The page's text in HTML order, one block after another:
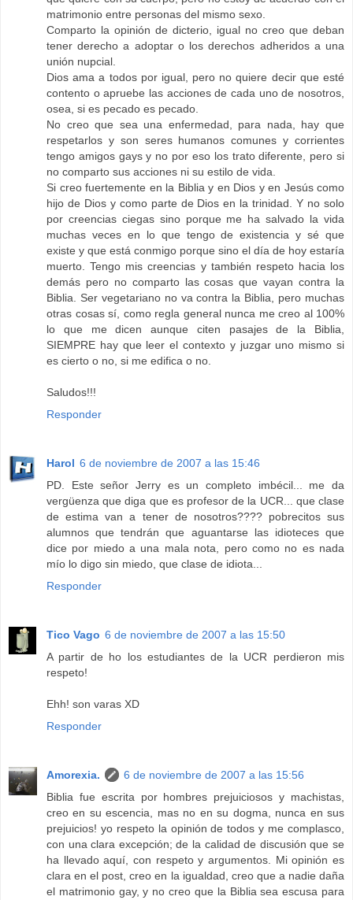
matrimonio entre personas del mismo sexo.
Comparto la opinión de dicterio, igual no creo que deban
tener derecho a adoptar o los derechos adheridos a una
unión nupcial.
Dios ama a todos por igual, pero no quiere decir que esté
contento o apruebe las acciones de cada uno de nosotros,
osea, si es pecado es pecado.
No creo que sea una enfermedad, para nada, hay que
respetarlos y son seres humanos comunes y corrientes
tengo amigos gays y no por eso los trato diferente, pero si
no comparto sus acciones ni su estilo de vida.
Si creo fuertemente en la Biblia y en Dios y en Jesús como
hijo de Dios y como parte de Dios en la trinidad. Y no solo
por creencias ciegas sino porque me ha salvado la vida
muchas veces en lo que tengo de existencia y sé que
existe y que está conmigo porque sino el día de hoy estaría
muerto. Tengo mis creencias y también respeto hacia los
demás pero no comparto las cosas que vayan contra la
Biblia. Ser vegetariano no va contra la Biblia, pero muchas
otras cosas sí, como regla general nunca me creo al 100%
lo que me dicen aunque citen pasajes de la Biblia,
SIEMPRE hay que leer el contexto y juzgar uno mismo si
es cierto o no, si me edifica o no.
Saludos!!!
Responder
Harol 6 de noviembre de 2007 a las 15:46
PD. Este señor Jerry es un completo imbécil... me da
vergüenza que diga que es profesor de la UCR... que clase
de estima van a tener de nosotros???? pobrecitos sus
alumnos que tendrán que aguantarse las idioteces que
dice por miedo a una mala nota, pero como no es nada
mío lo digo sin miedo, que clase de idiota...
Responder
Tico Vago 6 de noviembre de 2007 a las 15:50
A partir de ho los estudiantes de la UCR perdieron mis
respeto!
Ehh! son varas XD
Responder
Amorexia.
6 de noviembre de 2007 a las 15:56
Biblia fue escrita por hombres prejuiciosos y machistas,
creo en su escencia, mas no en su dogma, nunca en sus
prejuicios! yo respeto la opinión de todos y me complasco,
con una clara excepción; de la calidad de discusión que se
ha llevado aquí, con respeto y argumentos. Mi opinión es
clara en el post, creo en la igualdad, creo que a nadie daña
el matrimonio gay, y no creo que la Biblia sea escusa para